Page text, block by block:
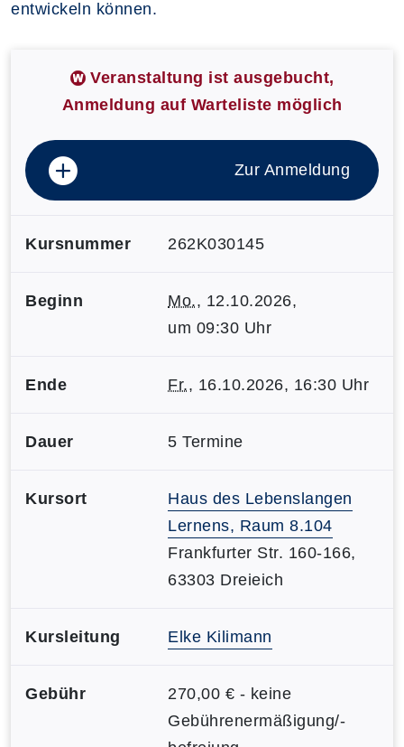
entwickeln können.
Veranstaltung ist ausgebucht,
Anmeldung auf Warteliste möglich
Zur Anmeldung
Kursnummer 262K030145
Beginn Mo., 12.10.2026,
um 09:30 Uhr
Ende Fr., 16.10.2026, 16:30 Uhr
Dauer 5 Termine
Kursort
Haus des Lebenslangen
Lernens, Raum 8.104
Frankfurter Str. 160-166,
63303 Dreieich
Kursleitung Elke Kilimann
Gebühr
270,00 € - keine
Gebührenermäßigung/-